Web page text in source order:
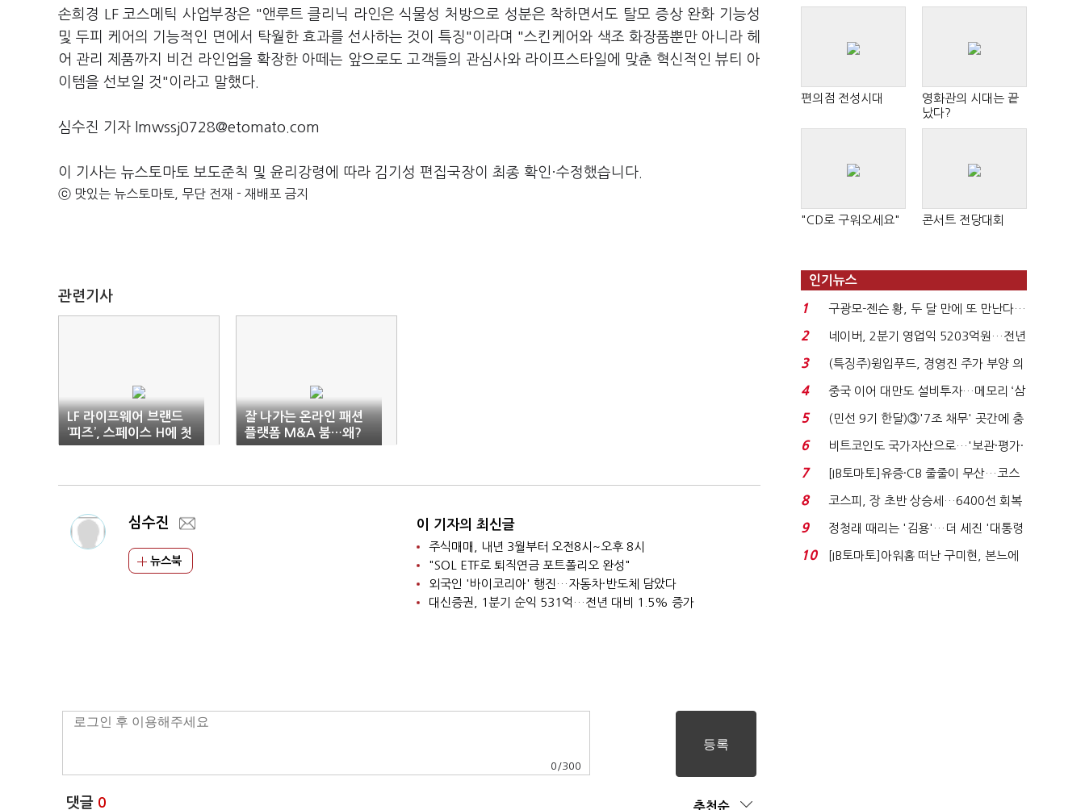
손희경 LF 코스메틱 사업부장은 "앤루트 클리닉 라인은 식물성 처방으로 성분은 착하면서도 탈모 증상 완화 기능성
및 두피 케어의 기능적인 면에서 탁월한 효과를 선사하는 것이 특징"이라며 "스킨케어와 색조 화장품뿐만 아니라 헤
어 관리 제품까지 비건 라인업을 확장한 아떼는 앞으로도 고객들의 관심사와 라이프스타일에 맞춘 혁신적인 뷰티 아
이템을 선보일 것"이라고 말했다.
심수진 기자 lmwssj0728@etomato.com
이 기사는 뉴스토마토 보도준칙 및 윤리강령에 따라 김기성 편집국장이 최종 확인·수정했습니다.
ⓒ 맛있는 뉴스토마토, 무단 전재 - 재배포 금지
관련기사
LF 라이프웨어 브랜드
‘피즈’, 스페이스 H에 첫
매장 오픈
잘 나가는 온라인 패션
플랫폼 M&A 붐…왜?
심수진
뉴스북
이 기자의 최신글
주식매매, 내년 3월부터 오전8시~오후 8시
"SOL ETF로 퇴직연금 포트폴리오 완성"
외국인 '바이코리아' 행진…자동차·반도체 담았다
대신증권, 1분기 순익 531억…전년 대비 1.5% 증가
0 /300
댓글 0 추천순
편의점 전성시대
영화관의 시대는 끝
났다?
"CD로 구워오세요" 콘서트 전당대회
인기뉴스
1
구광모-젠슨 황, 두 달 만에 또 만난다…
로봇·AI 등 논...
2
네이버, 2분기 영업익 5203억원…전년
비 0.2% 감소...
3
(특징주)윙입푸드, 경영진 주가 부양 의
지에 상한가...
4
중국 이어 대만도 설비투자…메모리 ‘삼
국전쟁’
5
(민선 9기 한달)③'7조 채무' 곳간에 충
격…추미애, 20년...
6
비트코인도 국가자산으로…'보관·평가·
처분' 기준은 ...
7
[IB토마토]유증·CB 줄줄이 무산…코스
닥 벌점 급증에 ...
8
코스피, 장 초반 상승세…6400선 회복
시도
9
정청래 때리는 '김용'…더 세진 '대통령
최측근' 입...
10
[IB토마토]아워홈 떠난 구미현, 본느에